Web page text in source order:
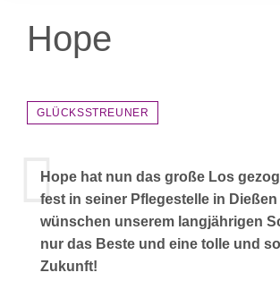
Hope
GLÜCKSSTREUNER
Hope hat nun das große Los
fest in seiner Pflegestelle in
wünschen unserem langjährigen
nur das Beste und eine tolle und
Zukunft!